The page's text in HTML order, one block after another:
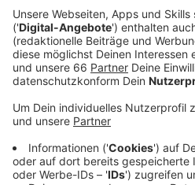
Anzeige
Kommunikation:
„Unser
zuvor aber leider nie
holen. Nun haben wir mit